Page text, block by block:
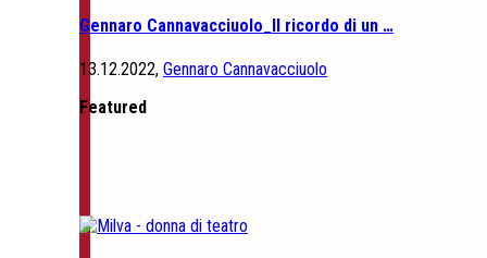
Gennaro Cannavacciuolo_Il ricordo di un …
13.12.2022, Gennaro Cannavacciuolo
Featured